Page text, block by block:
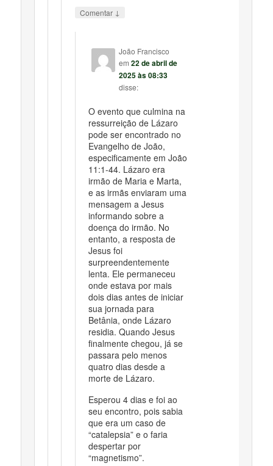
Comentar ↓
João Francisco
em 22 de abril de
2025 às 08:33
disse:
O evento que culmina na
ressurreição de Lázaro
pode ser encontrado no
Evangelho de João,
especificamente em João
11:1-44. Lázaro era
irmão de Maria e Marta,
e as irmãs enviaram uma
mensagem a Jesus
informando sobre a
doença do irmão. No
entanto, a resposta de
Jesus foi
surpreendentemente
lenta. Ele permaneceu
onde estava por mais
dois dias antes de iniciar
sua jornada para
Betânia, onde Lázaro
residia. Quando Jesus
finalmente chegou, já se
passara pelo menos
quatro dias desde a
morte de Lázaro.
Esperou 4 dias e foi ao
seu encontro, pois sabia
que era um caso de
“catalepsia” e o faria
despertar por
“magnetismo”.